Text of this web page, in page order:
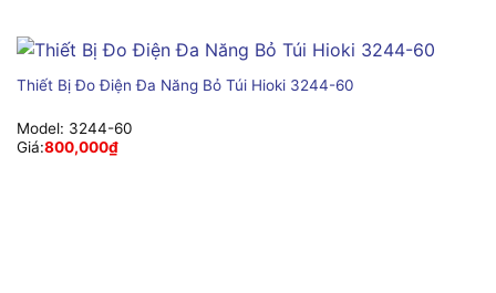
Thiết Bị Đo Điện Đa Năng Bỏ Túi Hioki 3244-60
Model: 3244-60
Giá:800,000₫